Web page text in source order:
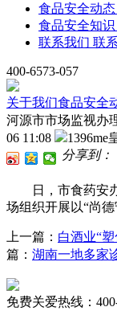
食品安全动态
食品安全知识
联系我们 联
400-6573-057
关于我们食品安全
河源市市场监视办
06 11:08
1396me
分享到：
日，市食药安办
场组织开展以“尚德
上一篇： 白酒业“
篇： 湖南一地多家
免费关爱热线：